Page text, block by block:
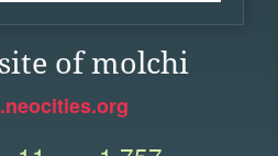
of molchi